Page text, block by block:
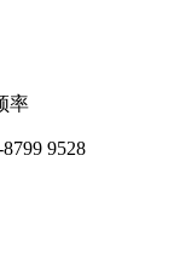
率
9528